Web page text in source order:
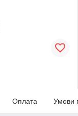
Оплата Умови